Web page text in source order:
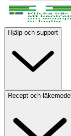
Hjälp och support
Recept och läkemedel